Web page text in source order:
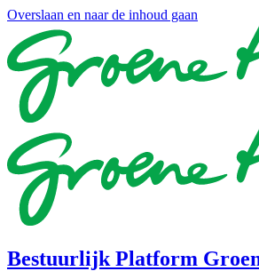
Overslaan en naar de inhoud gaan
Bestuurlijk Platform